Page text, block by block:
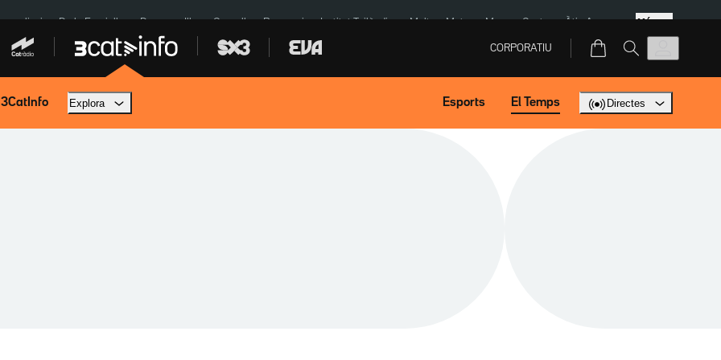
eclipsi De la Espriella Dos anys Illa Granollers Paraguai Institut Tailàndia Multa a Meta Menors Ceuta Àtic Ayuso Més
CORPORATIU
3CatInfo Explora Esports El Temps Directes